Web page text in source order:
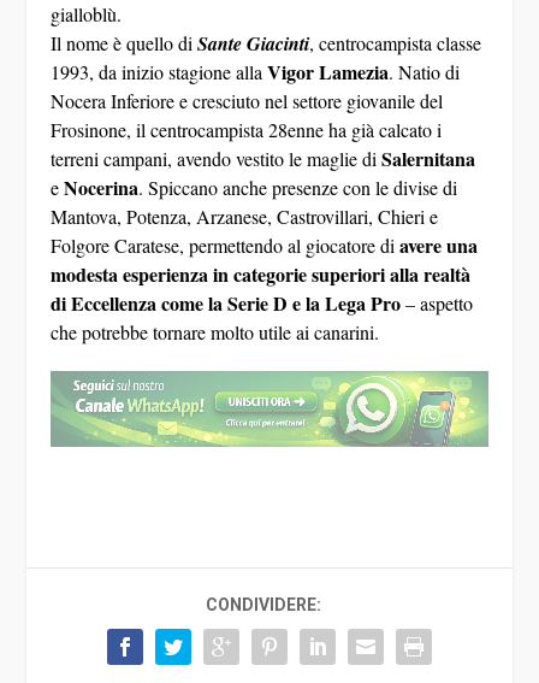
gialloblù.
Il nome è quello diSante Giacinti, centrocampista classe
1993, da inizio stagione allaVigor Lamezia. Natio di
Nocera Inferiore e cresciuto nel settore giovanile del
Frosinone, il centrocampista 28enne ha già calcato i
terreni campani, avendo vestito le maglie diSalernitana
eNocerina. Spiccano anche presenze con le divise di
Mantova, Potenza, Arzanese, Castrovillari, Chieri e
Folgore Caratese, permettendo al giocatore diavere una
modesta esperienza in categorie superiori alla realtà
di Eccellenza come la Serie D e la Lega Pro– aspetto
che potrebbe tornare molto utile ai canarini.
CONDIVIDERE: